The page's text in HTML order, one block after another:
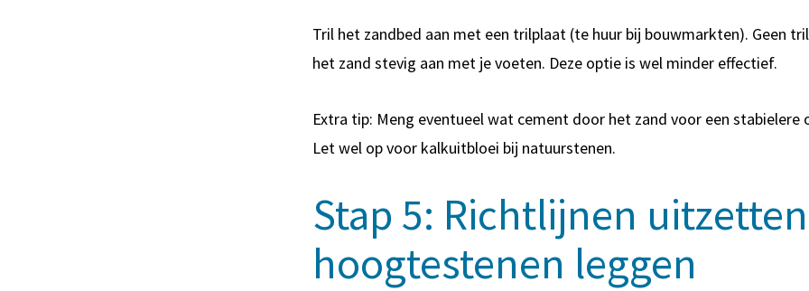
Tril het zandbed aan met een trilplaat (te huur bij bouwmarkten). Geen
het zand stevig aan met je voeten. Deze optie is wel minder effectief.
Extra tip: Meng eventueel wat cement door het zand voor een stabielere
Let wel op voor kalkuitbloei bij natuurstenen.
Stap 5: Richtlijnen
hoogtestenen leggen